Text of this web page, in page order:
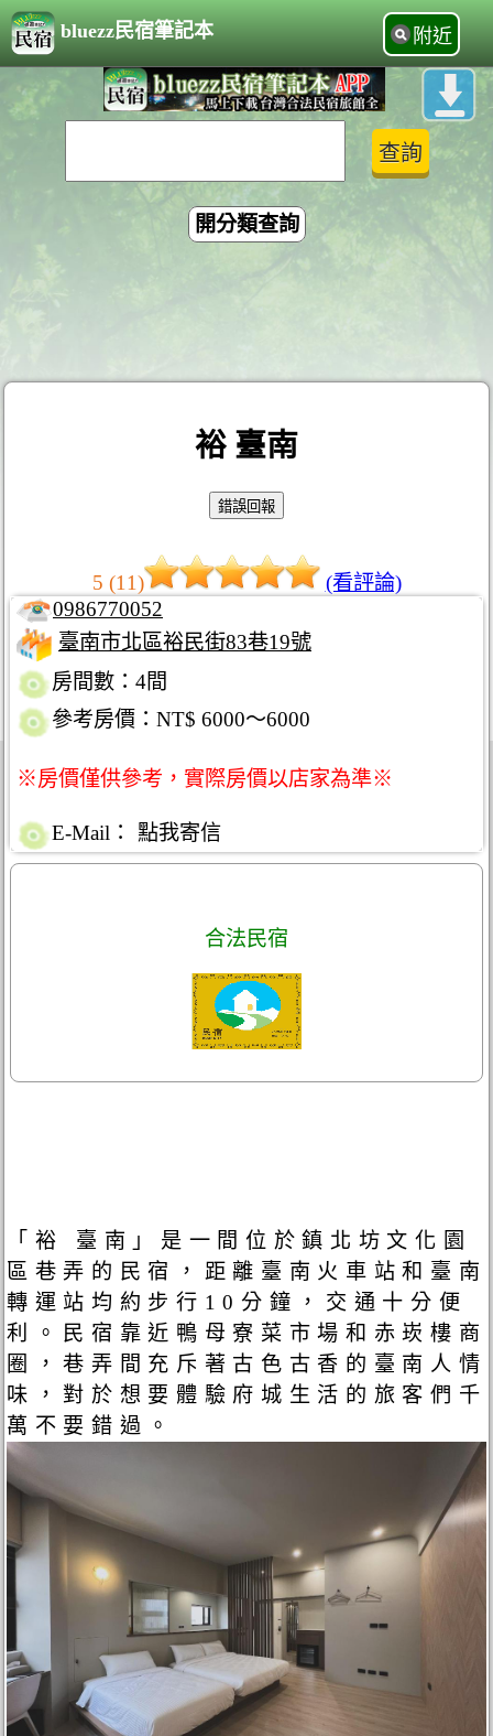
bluezz民宿筆記本 附近
開分類查詢
裕 臺南
5 (11)
(看評論)
0986770052
臺南市北區裕民街83巷19號
房間數：4間
參考房價：NT$ 6000～6000
※房價僅供參考，實際房價以店家為準※
E-Mail： 點我寄信
合法民宿
「裕 臺南」是一間位於鎮北坊文化園
區巷弄的民宿，距離臺南火車站和臺南
轉運站均約步行10分鐘，交通十分便
利。民宿靠近鴨母寮菜市場和赤崁樓商
圈，巷弄間充斥著古色古香的臺南人情
味，對於想要體驗府城生活的旅客們千
萬不要錯過。